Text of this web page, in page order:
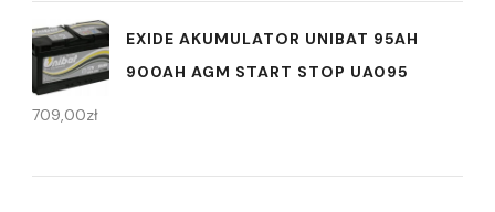
EXIDE AKUMULATOR UNIBAT 95AH
900AH AGM START STOP UA095
709,00zł